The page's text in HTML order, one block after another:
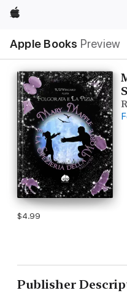
Apple
Apple Books Preview
Nav
Open
Menu
$4.99
Publisher